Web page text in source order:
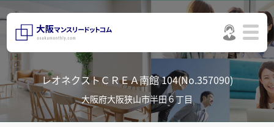
レオネクストＣＲＥＡ南館 104(No.357090)
大阪府大阪狭山市半田６丁目